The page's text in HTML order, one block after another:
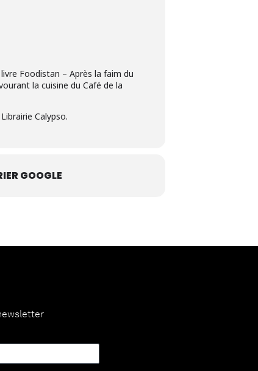
Foodistan – Après la faim du
la cuisine du Café de la
Calypso.
GOOGLE